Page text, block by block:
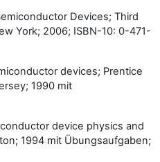
Devices; Third
York; 2006; ISBN-10: 0-471-
devices; Prentice
1990 mit
device physics and
1994 mit Übungsaufgaben;